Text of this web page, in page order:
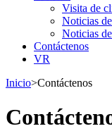
Visita de
Noticias
Noticias
Contáctenos
VR
Inicio>Contáctenos